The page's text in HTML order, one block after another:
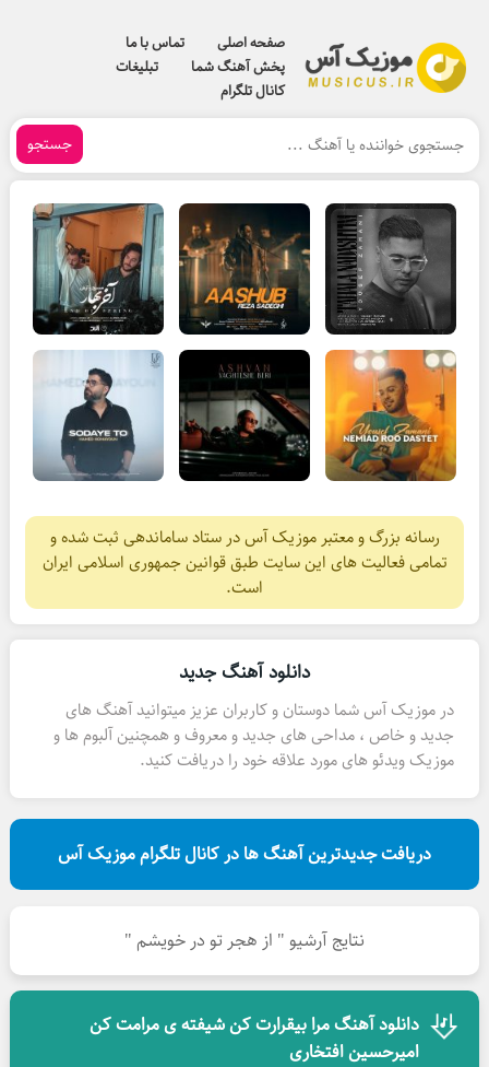
صفحه اصلی
تماس با ما
پخش آهنگ شما
تبلیغات
کانال تلگرام
جستجو
رسانه بزرگ و معتبر موزیک آس در ستاد ساماندهی ثبت شده و
تمامی فعالیت های این سایت طبق قوانین جمهوری اسلامی ایران
است.
دانلود آهنگ جدید
در موزیک آس شما دوستان و کاربران عزیز میتوانید آهنگ های
جدید و خاص ، مداحی های جدید و معروف و همچنین آلبوم ها و
موزیک ویدئو های مورد علاقه خود را دریافت کنید.
دریافت جدیدترین آهنگ ها در کانال تلگرام موزیک آس
نتایج آرشیو " از هجر تو در خویشم "
دانلود آهنگ مرا بیقرارت کن شیفته ی مرامت کن
امیرحسین افتخاری